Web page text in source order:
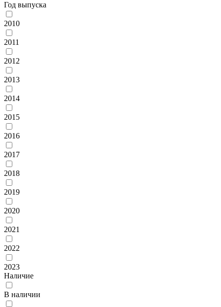
Год выпуска
2010
2011
2012
2013
2014
2015
2016
2017
2018
2019
2020
2021
2022
2023
Наличие
В наличии